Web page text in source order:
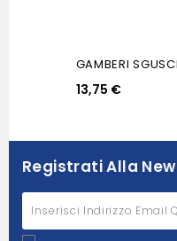
GAMBERI
13,75 €
Registrati Alla